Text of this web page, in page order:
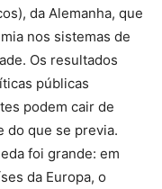
da Alemanha, que
nos sistemas de
Os resultados
públicas
podem cair de
do que se previa.
foi grande: em
da Europa, o